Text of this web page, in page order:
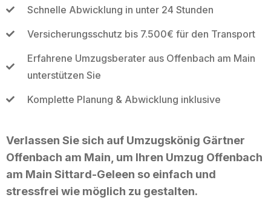
Schnelle Abwicklung in unter 24 Stunden
Versicherungsschutz bis 7.500€ für den Transport
Erfahrene Umzugsberater aus Offenbach am Main
unterstützen Sie
Komplette Planung & Abwicklung inklusive
Verlassen Sie sich auf Umzugskönig Gärtner
Offenbach am Main, um Ihren Umzug Offenbach
am Main Sittard-Geleen so einfach und
stressfrei wie möglich zu gestalten.